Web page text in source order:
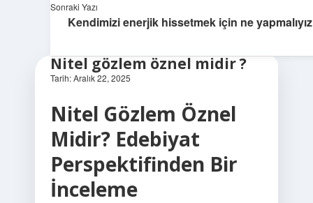
Hakkımızda
Nitel gözlem öznel midir ?
Tarih: Aralık 22, 2025
Nitel Gözlem Öznel
Midir? Edebiyat
Perspektifinden Bir
İnceleme
Sonraki Yazı
Kendimizi enerjik hissetmek için ne